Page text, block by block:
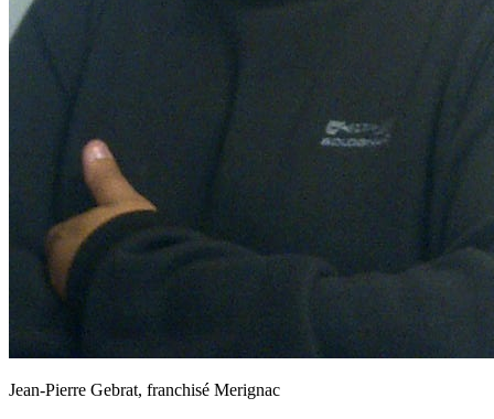
Jean-Pierre Gebrat, franchisé Merignac